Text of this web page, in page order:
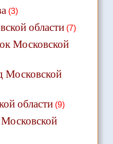
(3)
области(7)
Московской
Московской
области(9)